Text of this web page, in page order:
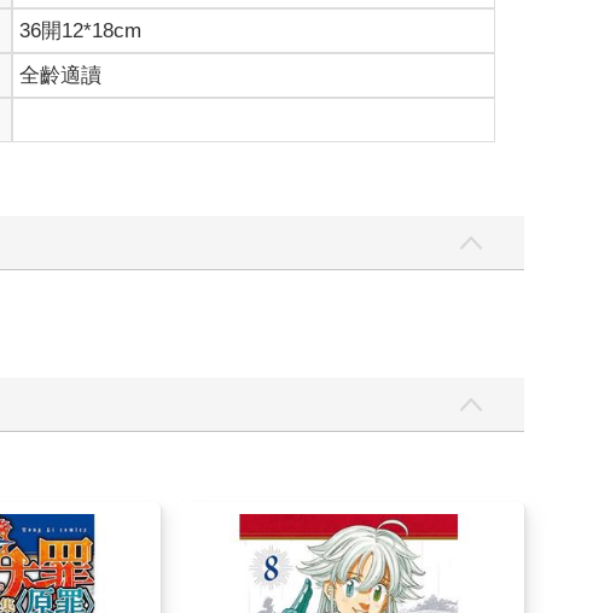
36開12*18cm
全齡適讀